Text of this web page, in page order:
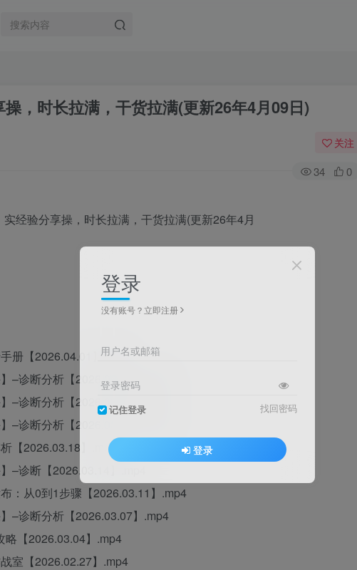
，时长拉满，干货拉满(更新26年4月09日)
关注
34 0
册【2026.04.01】.mp4
–诊断分析【2026.03.28】.mp4
–诊断分析【2026.03.25】.mp4
–诊断分析【2026.03.21】.mp4
【2026.03.18】.mp4
–诊断【2026.03.14】.mp4
：从0到1步骤【2026.03.11】.mp4
–诊断分析【2026.03.07】.mp4
略【2026.03.04】.mp4
室【2026.02.27】.mp4
登录
没有账号？立即注册
用户名或邮箱
登录密码
记住登录 找回密码
登录